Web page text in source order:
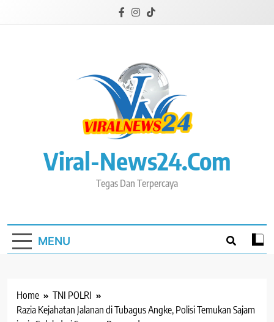
Viral-News24.com
Tegas Dan Terpercaya
MENU
Home
TNI POLRI
Razia Kejahatan Jalanan di Tubagus Angke, Polisi Temukan Sajam